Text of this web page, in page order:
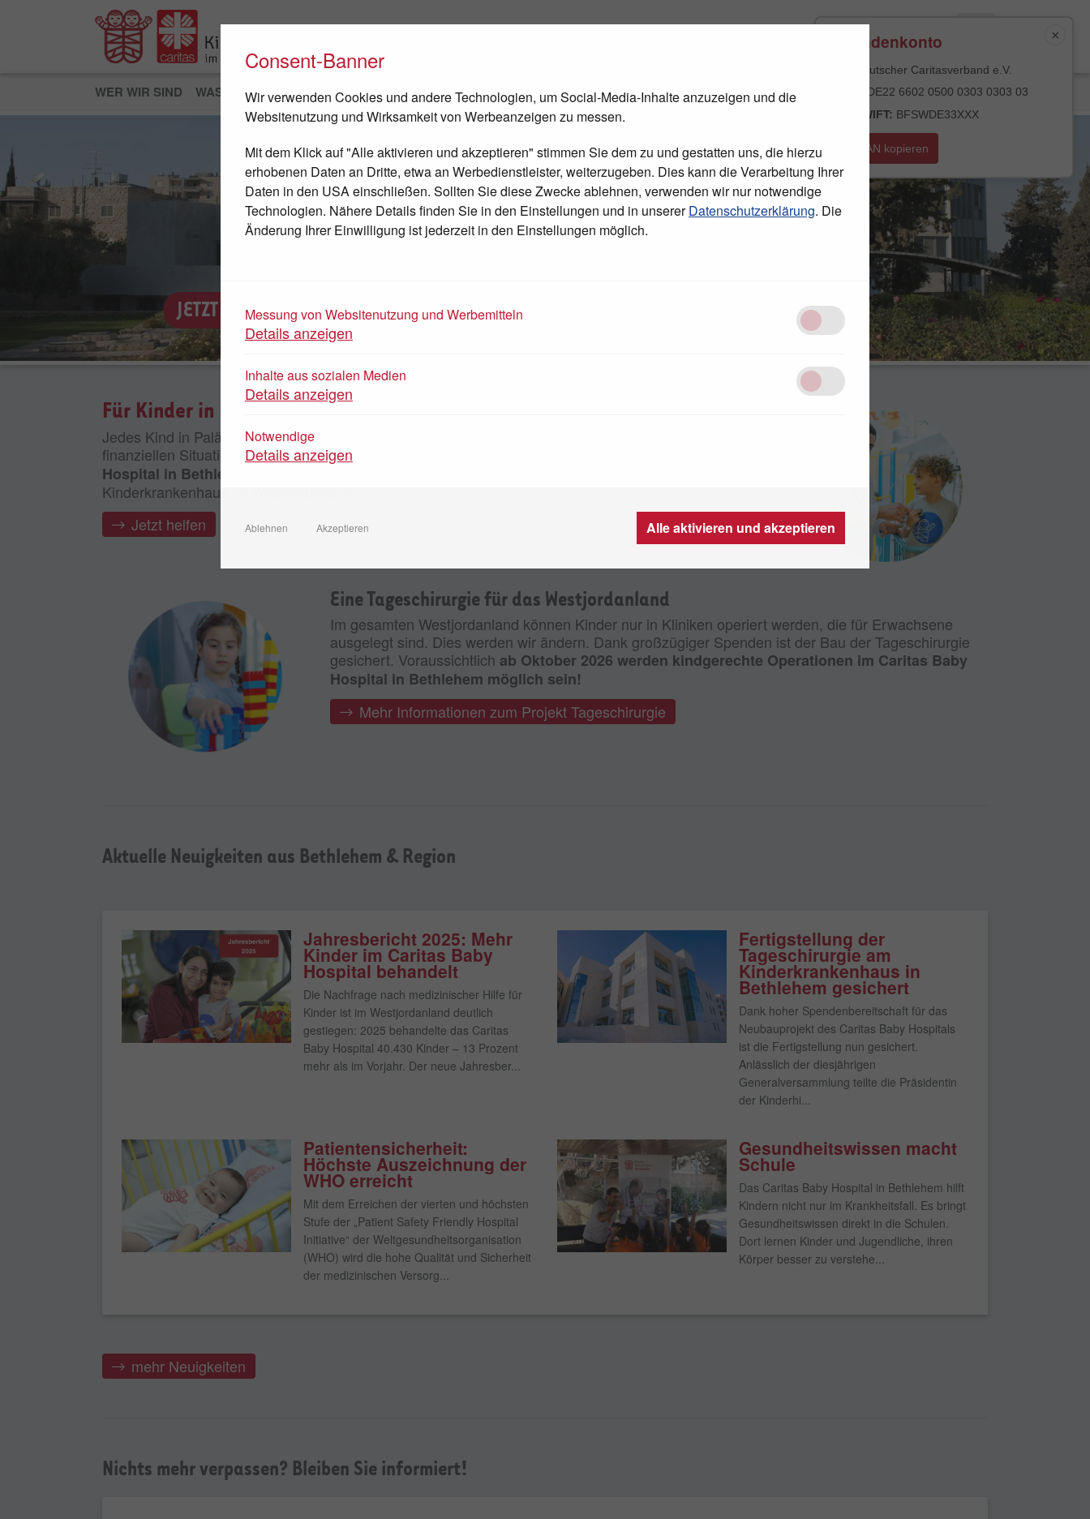
WER WIR SIND WAS WIR TUN JETZT HELFEN NEWS TAGESCHIRURGIE BESUCH IN BETHLEHEM MATERIAL KONTAKT
JETZT SPENDEN
Für Kinder in Bethlehem
Jedes Kind in Palästina verdient medizinische Hilfe – unabhängig seiner Herkunft, Religion oder der
finanziellen Situation seiner Eltern. Dafür setzt sich die Kinderhilfe Bethlehem ein.
Hospital in Bethlehem wird kein Kind abgewiesen.
Kinderkrankenhaus im Westjordanland.
Jetzt helfen
Eine Tageschirurgie für das Westjordanland
Im gesamten Westjordanland können Kinder nur in Kliniken operiert werden, die für Erwachsene
ausgelegt sind. Dies werden wir ändern. Dank großzügiger Spenden ist der Bau der Tageschirurgie
gesichert. Voraussichtlich ab Oktober 2026 werden kindgerechte Operationen im Caritas Baby
Hospital in Bethlehem möglich sein!
Mehr Informationen zum Projekt Tageschirurgie
Aktuelle Neuigkeiten aus Bethlehem & Region
Jahresbericht 2025: Mehr
Kinder im Caritas Baby
Hospital behandelt
Die Nachfrage nach medizinischer Hilfe für
Kinder ist im Westjordanland deutlich
gestiegen: 2025 behandelte das Caritas
Baby Hospital 40.430 Kinder – 13 Prozent
mehr als im Vorjahr. Der neue Jahresber...
Fertigstellung der
Tageschirurgie am
Kinderkrankenhaus in
Bethlehem gesichert
Dank hoher Spendenbereitschaft für das
Neubauprojekt des Caritas Baby Hospitals
ist die Fertigstellung nun gesichert.
Anlässlich der diesjährigen
Generalversammlung teilte die Präsidentin
der Kinderhi...
Patientensicherheit:
Höchste Auszeichnung der
WHO erreicht
Mit dem Erreichen der vierten und höchsten
Stufe der „Patient Safety Friendly Hospital
Initiative“ der Weltgesundheitsorganisation
(WHO) wird die hohe Qualität und Sicherheit
der medizinischen Versorg...
Gesundheitswissen macht
Schule
Das Caritas Baby Hospital in Bethlehem hilft
Kindern nicht nur im Krankheitsfall. Es bringt
Gesundheitswissen direkt in die Schulen.
Dort lernen Kinder und Jugendliche, ihren
Körper besser zu verstehe...
mehr Neuigkeiten
Nichts mehr verpassen? Bleiben Sie informiert!
×
Spendenkonto
Deutscher Caritasverband e.V.
DE22 6602 0500 0303 0303 03
BIC/SWIFT: BFSWDE33XXX
IBAN kopieren
Consent-Banner
Wir verwenden Cookies und andere Technologien, um Social-Media-Inhalte anzuzeigen und die
Websitenutzung und Wirksamkeit von Werbeanzeigen zu messen.
Mit dem Klick auf "Alle aktivieren und akzeptieren" stimmen Sie dem zu und gestatten uns, die hierzu
erhobenen Daten an Dritte, etwa an Werbedienstleister, weiterzugeben. Dies kann die Verarbeitung Ihrer
Daten in den USA einschließen. Sollten Sie diese Zwecke ablehnen, verwenden wir nur notwendige
Technologien. Nähere Details finden Sie in den Einstellungen und in unsererDatenschutzerklärung. Die
Änderung Ihrer Einwilligung ist jederzeit in den Einstellungen möglich.
Messung von Websitenutzung und Werbemitteln
Details anzeigen
Inhalte aus sozialen Medien
Details anzeigen
Notwendige
Details anzeigen
Ablehnen Akzeptieren Alle aktivieren und akzeptieren